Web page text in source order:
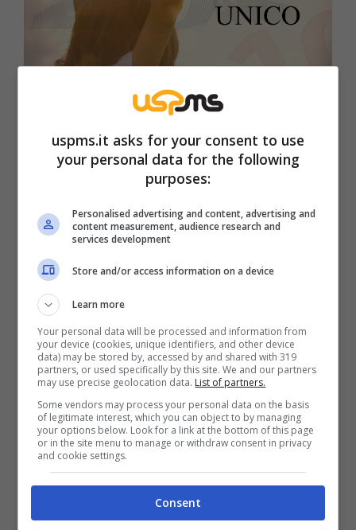
finanze in vista delle prossime date di accredito.- uspms.it
Tuttavia, emerge una particolarità che non
passa inosservata: l’erogazione dell’assegno
unico
relativo al mese di settembre subirà un
leggero ritardo rispetto agli altri mesi. Le date
23 settembre, mostrando uno slittamento
che potrebbe generare domande e
preoccupazioni tra i beneficiari.
Questo ritardo potrebbe essere attribuito a
diversi fattori operativi interni all’INPS o a
eventuali aggiustamenti nel processo di
verifica delle domande presentate dalle
famiglie italiane. Nonostante ciò, l’
uspms.it asks for your consent to use
your personal data for the following
purposes:
Personalised advertising and content, advertising and
content measurement, audience research and
services development
Store and/or access information on a device
Learn more
Your personal data will be processed and information from
your device (cookies, unique identifiers, and other device
data) may be stored by, accessed by and shared with 319
partners, or used specifically by this site. We and our partners
may use precise geolocation data. List of partners.
Some vendors may process your personal data on the basis
of legitimate interest, which you can object to by managing
your options below. Look for a link at the bottom of this page
or in the site menu to manage or withdraw consent in privacy
and cookie settings.
Consent